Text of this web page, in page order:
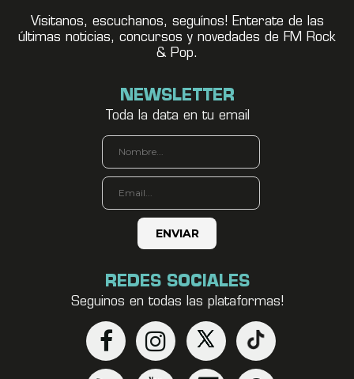
Visitanos, escuchanos, seguínos! Enterate de las
últimas noticias, concursos y novedades de FM Rock
& Pop.
NEWSLETTER
Toda la data en tu email
REDES SOCIALES
Seguinos en todas las plataformas!